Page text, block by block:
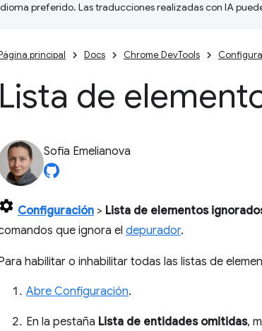
preferido. Las traducciones realizadas con IA
principal Docs Chrome DevTools
Lista de
Sofia Emelianova
Configuración > Lista de elementos
que ignora el depurador.
habilitar o inhabilitar todas las listas de
Abre Configuración.
En la pestaña Lista de entidades omitidas,